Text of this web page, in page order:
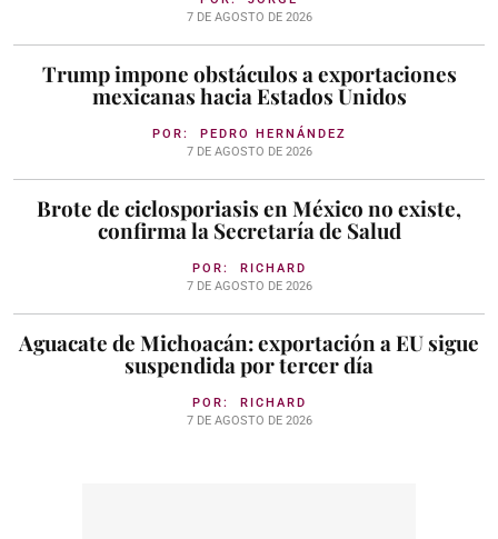
7 DE AGOSTO DE 2026
Trump impone obstáculos a exportaciones
mexicanas hacia Estados Unidos
POR: PEDRO HERNÁNDEZ
7 DE AGOSTO DE 2026
Brote de ciclosporiasis en México no existe,
confirma la Secretaría de Salud
POR: RICHARD
7 DE AGOSTO DE 2026
Aguacate de Michoacán: exportación a EU sigue
suspendida por tercer día
POR: RICHARD
7 DE AGOSTO DE 2026